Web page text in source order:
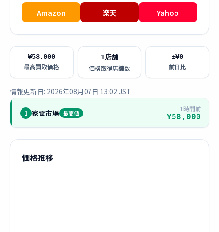
Amazon 楽天 Yahoo
¥58,000
最高買取価格
1店舗
価格取得店舗数
±¥0
前日比
情報更新日: 2026年08月07日 13:02 JST
1 家電市場 最高値
1時間前
¥58,000
価格推移